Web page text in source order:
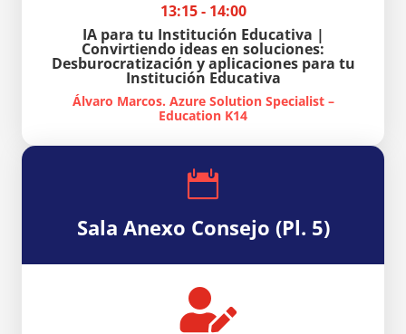
13:15 - 14:00
IA para tu Institución Educativa |
Convirtiendo ideas en soluciones:
Desburocratización y aplicaciones para tu
Institución Educativa
Álvaro Marcos. Azure Solution Specialist –
Education K14

Sala Anexo Consejo (Pl. 5)
